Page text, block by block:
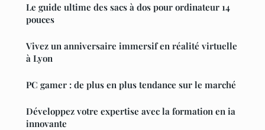
Le guide ultime des sacs à dos pour ordinateur 14
pouces
Vivez un anniversaire immersif en réalité virtuelle
à Lyon
PC gamer : de plus en plus tendance sur le marché
Développez votre expertise avec la formation en ia
innovante